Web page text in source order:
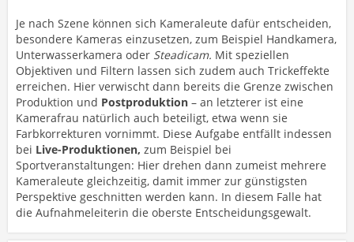
Je nach Szene können sich Kameraleute dafür entscheiden,
besondere Kameras einzusetzen, zum Beispiel Handkamera,
Unterwasserkamera oder Steadicam. Mit speziellen
Objektiven und Filtern lassen sich zudem auch Trickeffekte
erreichen. Hier verwischt dann bereits die Grenze zwischen
Produktion und Postproduktion – an letzterer ist eine
Kamerafrau natürlich auch beteiligt, etwa wenn sie
Farbkorrekturen vornimmt. Diese Aufgabe entfällt indessen
bei Live-Produktionen, zum Beispiel bei
Sportveranstaltungen: Hier drehen dann zumeist mehrere
Kameraleute gleichzeitig, damit immer zur günstigsten
Perspektive geschnitten werden kann. In diesem Falle hat
die Aufnahmeleiterin die oberste Entscheidungsgewalt.